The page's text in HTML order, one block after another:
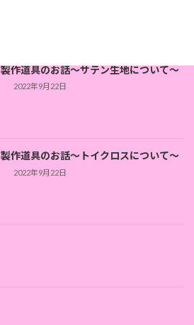
製作道具のお話～サテン生地について～
2022年9月22日
製作道具のお話～トイクロスについて～
2022年9月22日